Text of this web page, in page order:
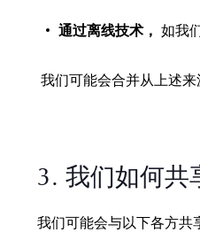
通过离线技术， 如我
我们可能会合并从上述来
3. 我们如何共
我们可能会与以下各方共